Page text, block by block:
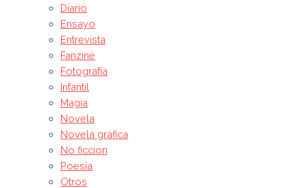
Diario
Ensayo
Entrevista
Fanzine
Fotografía
Infantil
Magia
Novela
Novela gráfica
No ficcion
Poesía
Otros